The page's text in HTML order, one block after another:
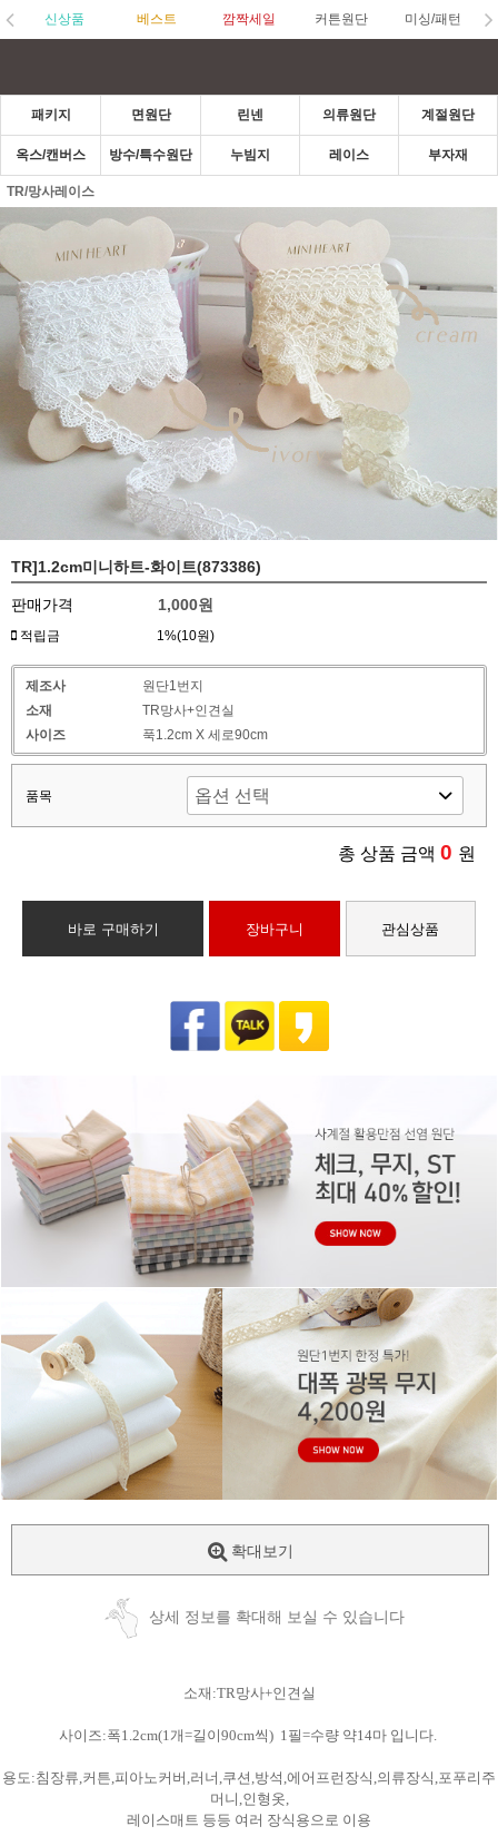
신상품 베스트 깜짝세일 커튼원단 미싱/패턴
패키지 면원단 린넨 의류원단 계절원단
옥스/캔버스 방수/특수원단 누빔지 레이스 부자재
TR/망사레이스
TR]1.2cm미니하트-화이트(873386)
판매가격 1,000원
적립금 1%(10원)
제조사
원단1번지
소재
TR망사+인견실
사이즈
푹1.2cm X 세로90cm
품목
총 상품 금액 0 원
바로 구매하기 장바구니 관심상품
확대보기
상세 정보를 확대해 보실 수 있습니다
소재:TR망사+인견실
사이즈:폭1.2cm(1개=길이90cm씩) 1필=수량 약14마 입니다.
용도:침장류,커튼,피아노커버,러너,쿠션,방석,에어프런장식,의류장식,포푸리주
머니,인형옷,
레이스매트 등등 여러 장식용으로 이용